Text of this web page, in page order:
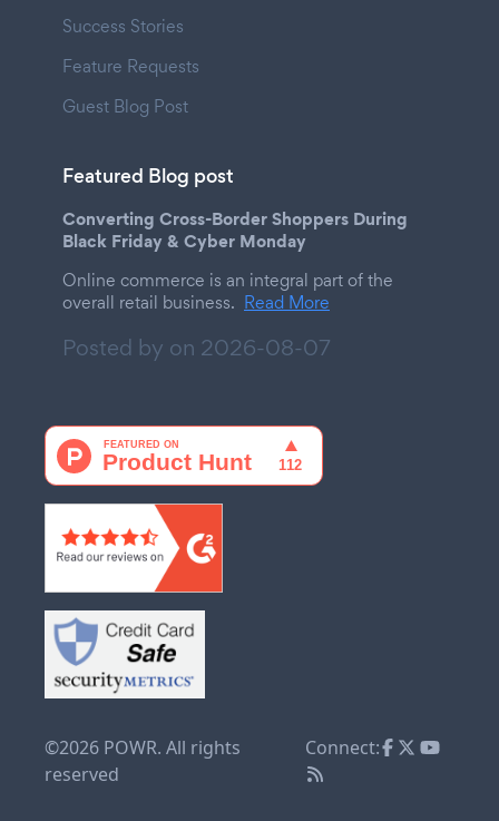
Success Stories
Feature Requests
Guest Blog Post
Featured Blog post
Converting Cross-Border Shoppers During
Black Friday & Cyber Monday
Online commerce is an integral part of the
overall retail business. Read More
Posted by on 2026-08-07
©2026 POWR. All rights
reserved
Connect: